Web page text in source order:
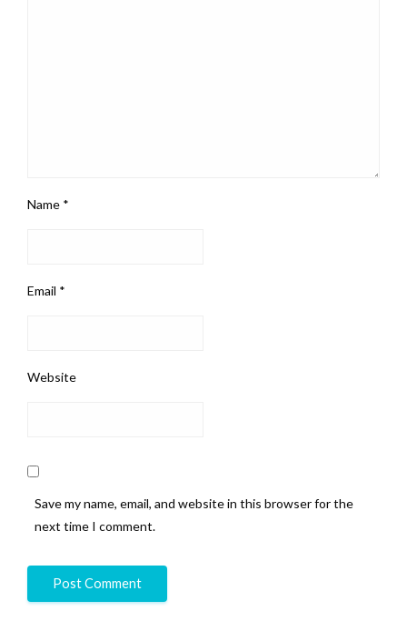
Name *
Email *
Website
Save my name, email, and website in this browser for the
next time I comment.